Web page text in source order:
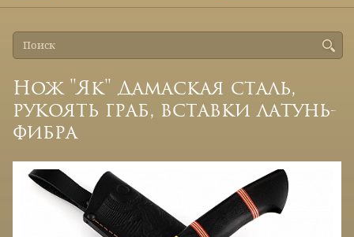
Нож "Як" Дамаская сталь,
рукоять граб, вставки латунь-
фибра